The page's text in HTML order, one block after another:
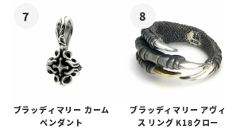
ブラッディマリー カーム
ペンダント
ブラッディマリー アヴィ
ス リング K18クロー